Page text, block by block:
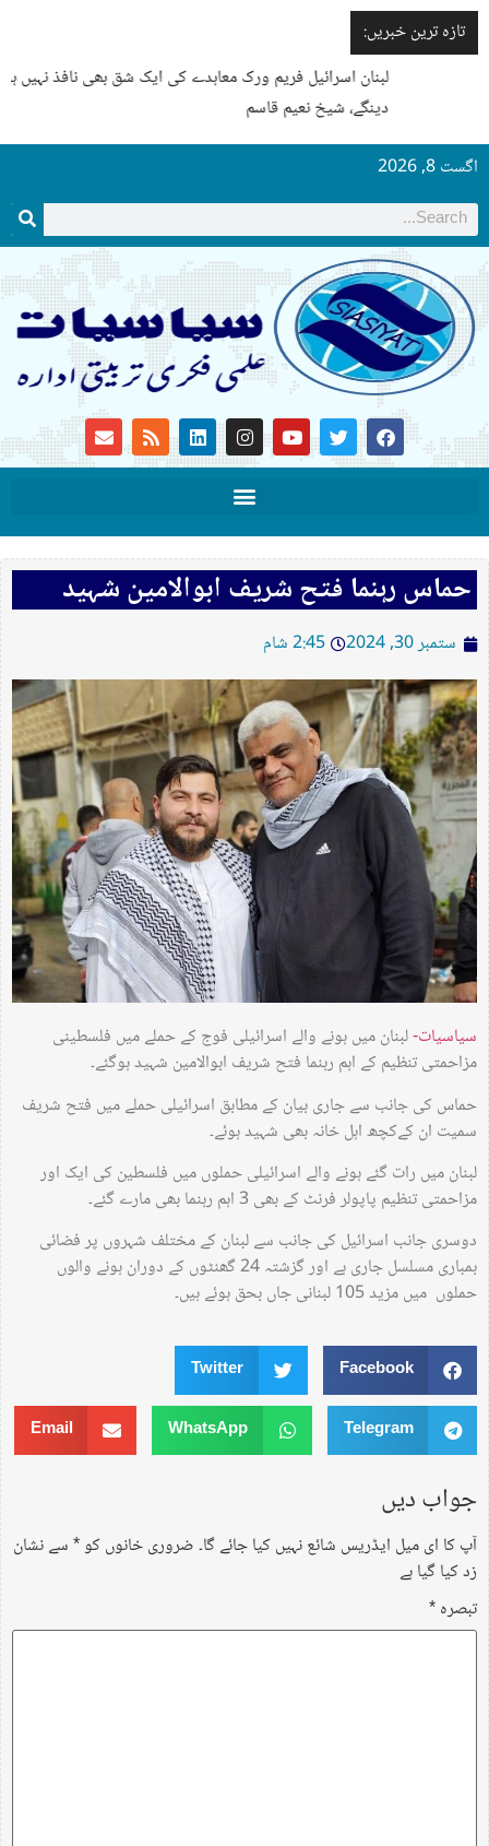
تازہ ترین خبریں:
لبنان اسرائیل فریم ورک معاہدے کی ایک شق بھی نافذ نہیں ہونے
دینگے، شیخ نعیم قاسم
اگست 8, 2026
حماس رہنما فتح شریف ابوالامین شہید
ستمبر 30, 2024 2:45 شام
سیاسیات-لبنان میں ہونے والے اسرائیلی فوج کے حملے میں فلسطینی
مزاحمتی تنظیم کے اہم رہنما فتح شریف ابوالامین شہید ہوگئے۔
حماس کی جانب سے جاری بیان کے مطابق اسرائیلی حملے میں فتح شریف
سمیت ان کےکچھ اہل خانہ بھی شہید ہوئے۔
لبنان میں رات گئے ہونے والے اسرائیلی حملوں میں فلسطین کی ایک اور
مزاحمتی تنظیم پاپولر فرنٹ کے بھی 3 اہم رہنما بھی مارے گئے۔
دوسری جانب اسرائیل کی جانب سے لبنان کے مختلف شہروں پر فضائی
بمباری مسلسل جاری ہے اور گزشتہ 24 گھنٹوں کے دوران ہونے والوں
حملوں میں مزید 105 لبنانی جاں بحق ہوئے ہیں۔
Facebook
Twitter
Telegram
WhatsApp
Email
جواب دیں
آپ کا ای میل ایڈریس شائع نہیں کیا جائے گا۔ضروری خانوں کو*سے نشان
زد کیا گیا ہے
تبصرہ*